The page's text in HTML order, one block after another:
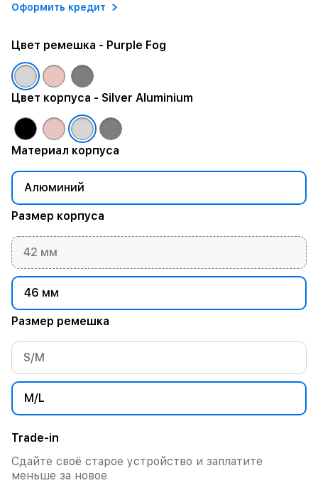
Оформить кредит
Материал корпуса
Алюминий
Размер корпуса
42 мм
46 мм
Размер ремешка
S/M
M/L
Цвет ремешка - Purple Fog
Цвет корпуса - Silver Aluminium
Trade-in
Сдайте своё старое устройство и заплатите
меньше за новое